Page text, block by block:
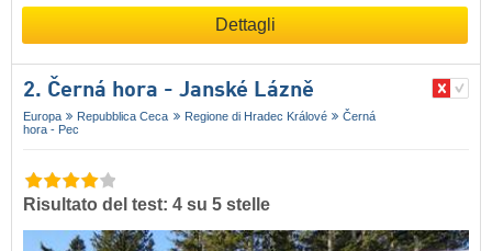
Dettagli
2. Černá hora - Janské Lázně
Europa Repubblica Ceca Regione di Hradec Králové
Černá
hora - Pec
Risultato del test: 4 su 5 stelle